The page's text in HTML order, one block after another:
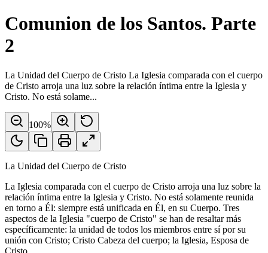
Comunion de los Santos. Parte
2
La Unidad del Cuerpo de Cristo La Iglesia comparada con el cuerpo
de Cristo arroja una luz sobre la relación íntima entre la Iglesia y
Cristo. No está solame...
100%
La Unidad del Cuerpo de Cristo
La Iglesia comparada con el cuerpo de Cristo arroja una luz sobre la
relación íntima entre la Iglesia y Cristo. No está solamente reunida
en torno a Él: siempre está unificada en Él, en su Cuerpo. Tres
aspectos de la Iglesia "cuerpo de Cristo" se han de resaltar más
específicamente: la unidad de todos los miembros entre sí por su
unión con Cristo; Cristo Cabeza del cuerpo; la Iglesia, Esposa de
Cristo.